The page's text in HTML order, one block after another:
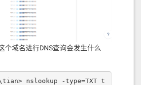
个域名进行DNS查询会发生什么
nslookup -type=TXT t